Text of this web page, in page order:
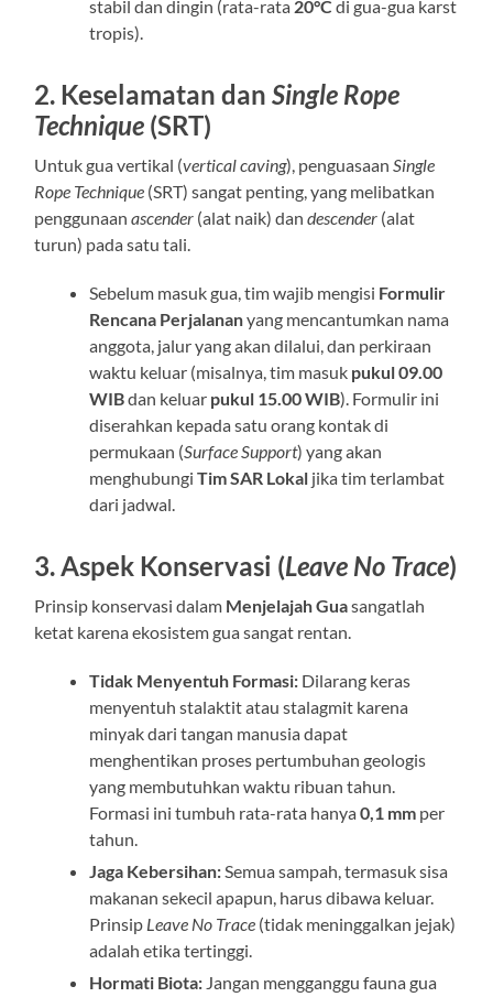
stabil dan dingin (rata-rata 20°C di gua-gua karst
tropis).
2. Keselamatan danSingle Rope
Technique (SRT)
Untuk gua vertikal (vertical caving), penguasaanSingle
Rope Technique (SRT) sangat penting, yang melibatkan
penggunaanascender (alat naik) dandescender (alat
turun) pada satu tali.
Sebelum masuk gua, tim wajib mengisi Formulir
Rencana Perjalananyang mencantumkan nama
anggota, jalur yang akan dilalui, dan perkiraan
waktu keluar (misalnya, tim masuk pukul 09.00
WIBdan keluar pukul 15.00 WIB). Formulir ini
diserahkan kepada satu orang kontak di
permukaan (Surface Support) yang akan
menghubungiTim SAR Lokal jika tim terlambat
dari jadwal.
3. Aspek Konservasi (Leave No Trace)
Prinsip konservasi dalam Menjelajah Guasangatlah
ketat karena ekosistem gua sangat rentan.
Tidak Menyentuh Formasi: Dilarang keras
menyentuh stalaktit atau stalagmit karena
minyak dari tangan manusia dapat
menghentikan proses pertumbuhan geologis
yang membutuhkan waktu ribuan tahun.
Formasi ini tumbuh rata-rata hanya0,1 mm per
tahun.
Jaga Kebersihan:Semua sampah, termasuk sisa
makanan sekecil apapun, harus dibawa keluar.
Prinsip Leave No Trace (tidak meninggalkan jejak)
adalah etika tertinggi.
Hormati Biota: Jangan mengganggu fauna gua